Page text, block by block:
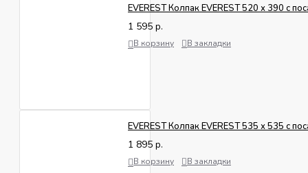
EVEREST Колпак EVEREST 520 х 390 с
1 595 р.
В корзину В закладки
EVEREST Колпак EVEREST 535 х 535 с
1 895 р.
В корзину В закладки